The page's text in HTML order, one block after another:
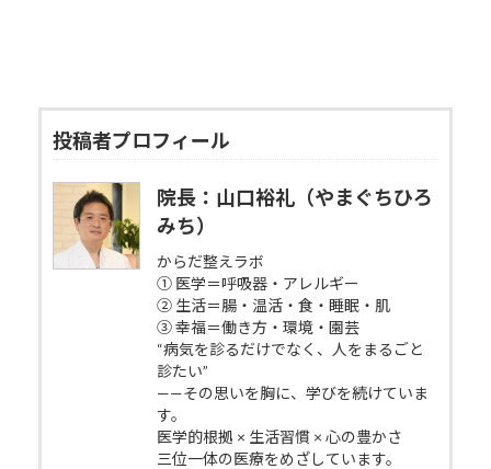
投稿者プロフィール
院長：山口裕礼（やまぐちひろ
みち）
からだ整えラボ
① 医学＝呼吸器・アレルギー
② 生活＝腸・温活・食・睡眠・肌
③ 幸福＝働き方・環境・園芸
“病気を診るだけでなく、人をまるごと
診たい”
——その思いを胸に、学びを続けていま
す。
医学的根拠 × 生活習慣 × 心の豊かさ
三位一体の医療をめざしています。